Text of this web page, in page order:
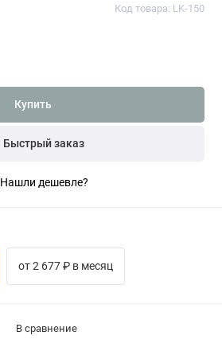
Код товара: LK-150
Купить
Быстрый заказ
Нашли дешевле?
В сравнение
от 2 677 ₽ в месяц